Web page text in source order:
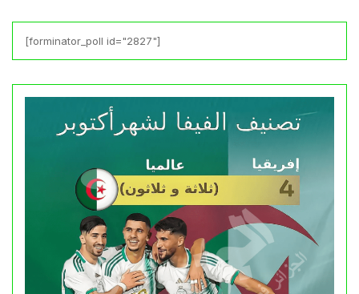
[forminator_poll id="2827"]